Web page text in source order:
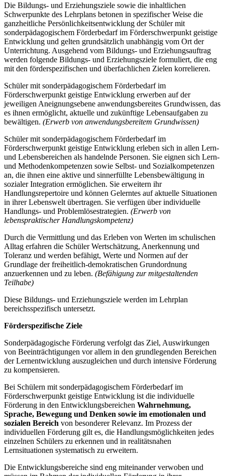
Die Bildungs- und Erziehungsziele sowie die inhaltlichen
Schwerpunkte des Lehrplans betonen in spezifischer Weise die
ganzheitliche Persönlichkeitsentwicklung der Schüler mit
sonderpädagogischem Förderbedarf im Förderschwerpunkt geistige
Entwicklung und gelten grundsätzlich unabhängig vom Ort der
Unterrichtung. Ausgehend vom Bildungs- und Erziehungsauftrag
werden folgende Bildungs- und Erziehungsziele formuliert, die eng
mit den förderspezifischen und überfachlichen Zielen korrelieren.
Schüler mit sonderpädagogischem Förderbedarf im
Förderschwerpunkt geistige Entwicklung erwerben auf der
jeweiligen Aneignungsebene anwendungsbereites Grundwissen, das
es ihnen ermöglicht, aktuelle und zukünftige Lebensaufgaben zu
bewältigen. (Erwerb von anwendungsbereitem Grundwissen)
Schüler mit sonderpädagogischem Förderbedarf im
Förderschwerpunkt geistige Entwicklung erleben sich in allen Lern-
und Lebensbereichen als handelnde Personen. Sie eignen sich Lern-
und Methodenkompetenzen sowie Selbst- und Sozialkompetenzen
an, die ihnen eine aktive und sinnerfüllte Lebensbewältigung in
sozialer Integration ermöglichen. Sie erweitern ihr
Handlungsrepertoire und können Gelerntes auf aktuelle Situationen
in ihrer Lebenswelt übertragen. Sie verfügen über individuelle
Handlungs- und Problemlösestrategien. (Erwerb von
lebenspraktischer Handlungskompetenz)
Durch die Vermittlung und das Erleben von Werten im schulischen
Alltag erfahren die Schüler Wertschätzung, Anerkennung und
Toleranz und werden befähigt, Werte und Normen auf der
Grundlage der freiheitlich-demokratischen Grundordnung
anzuerkennen und zu leben. (Befähigung zur mitgestaltenden
Teilhabe)
Diese Bildungs- und Erziehungsziele werden im Lehrplan
bereichsspezifisch untersetzt.
Förderspezifische Ziele
Sonderpädagogische Förderung verfolgt das Ziel, Auswirkungen
von Beeinträchtigungen vor allem in den grundlegenden Bereichen
der Lernentwicklung auszugleichen und durch intensive Förderung
zu kompensieren.
Bei Schülern mit sonderpädagogischem Förderbedarf im
Förderschwerpunkt geistige Entwicklung ist die individuelle
Förderung in den Entwicklungsbereichen Wahrnehmung,
Sprache, Bewegung und Denken sowie im emotionalen und
sozialen Bereich von besonderer Relevanz. Im Prozess der
individuellen Förderung gilt es, die Handlungsmöglichkeiten jedes
einzelnen Schülers zu erkennen und in realitätsnahen
Lernsituationen systematisch zu erweitern.
Die Entwicklungsbereiche sind eng miteinander verwoben und